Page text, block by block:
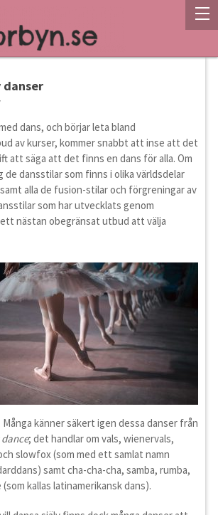
dans, och börjar leta bland
av kurser, kommer snabbt att inse att det
att säga att det finns en dans för alla. Om
de dansstilar som finns i olika världsdelar
alla de fusion-stilar och förgreningar av
som har utvecklats genom
nästan obegränsat utbud att välja
. Många känner säkert igen dessa danser från
dance; det handlar om vals, wienervals,
slowfox (som med ett samlat namn
samt cha-cha-cha, samba, rumba,
kallas latinamerikansk dans).